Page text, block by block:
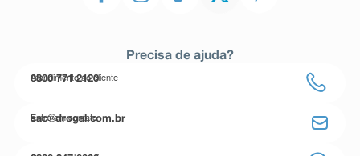
Precisa de ajuda?
Atendimento ao cliente
0800 771 2120
Entre em contato
sac@drogal.com.br